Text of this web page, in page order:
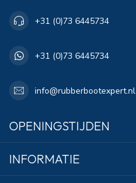
+31 (0)73 6445734
+31 (0)73 6445734
info@rubberbootexpert.nl
OPENINGSTIJDEN
INFORMATIE